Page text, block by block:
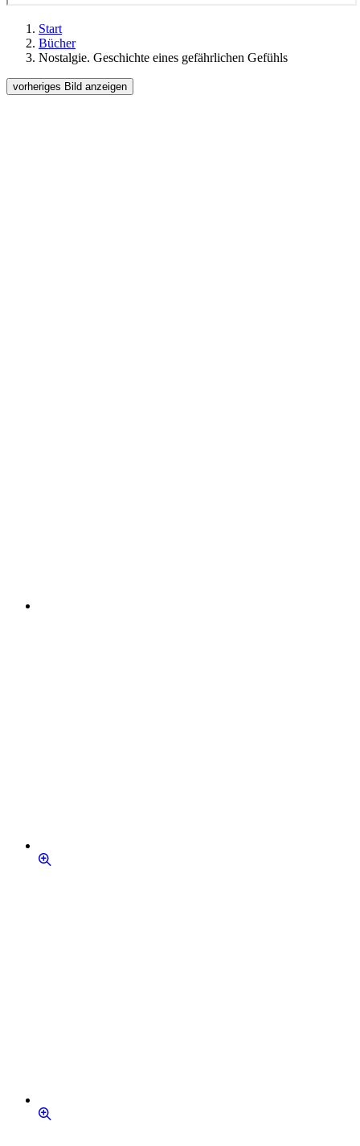
Start
Bücher
Nostalgie. Geschichte eines gefährlichen Gefühls
vorheriges Bild anzeigen